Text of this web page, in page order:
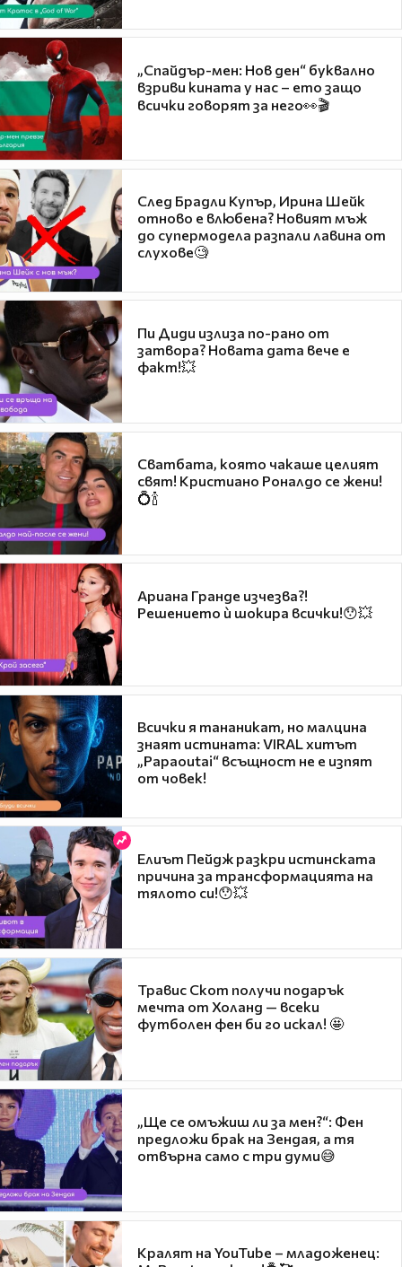
„Спайдър-мен: Нов ден“ буквално
взриви кината у нас – ето защо
всички говорят за него👀🎬
След Брадли Купър, Ирина Шейк
отново е влюбена? Новият мъж
до супермодела разпали лавина от
слухове🧐
Пи Диди излиза по-рано от
затвора? Новата дата вече е
факт!💥
Сватбата, която чакаше целият
свят! Кристиано Роналдо се жени!
💍🍾
Ариана Гранде изчезва?!
Решението ѝ шокира всички!😯💥
Всички я тананикат, но малцина
знаят истината: VIRAL хитът
„Papaoutai“ всъщност не е изпят
от човек!
Елиът Пейдж разкри истинската
причина за трансформацията на
тялото си!😯💥
Травис Скот получи подарък
мечта от Холанд — всеки
футболен фен би го искал! 🤩
„Ще се омъжиш ли за мен?“: Фен
предложи брак на Зендая, а тя
отвърна само с три думи😅
Кралят на YouTube – младоженец: